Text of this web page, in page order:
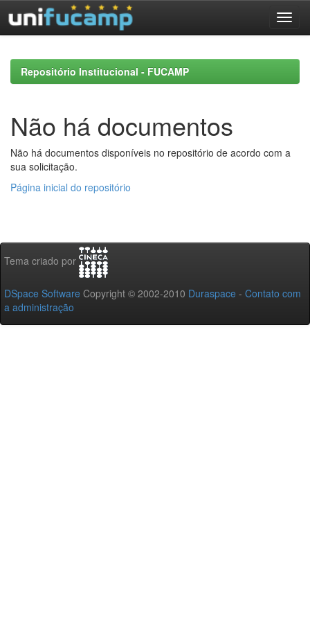
navigationRepositório Institucional - FUCAMP
Não há documentos
Não há documentos disponíveis no repositório de acordo com a
sua solicitação.
Página inicial do repositório
Tema criado por
DSpace Software Copyright © 2002-2010 Duraspace - Contato com
a administração